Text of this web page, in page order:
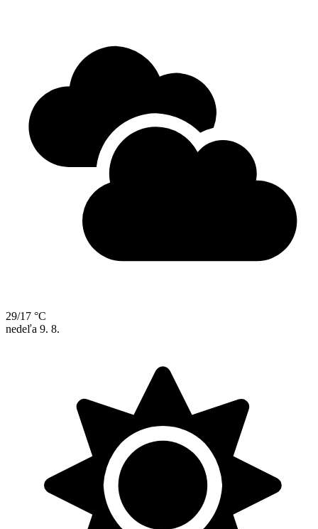
29/17 °C
nedeľa 9. 8.